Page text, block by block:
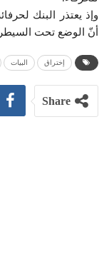
وإذ يعتذر البنك
أنّ الوضع تحت
إختراق البيات
Share